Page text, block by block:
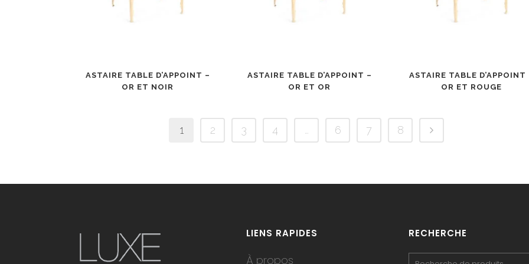
ASTAIRE TABLE D’APPOINT –
OR ET NOIR
ASTAIRE TABLE D’APPOINT –
OR ET OR
ASTAIRE TABLE D’APPOINT
OR ET ROUGE
1 2 3 4 6 7 8
LIENS RAPIDES
À propos
RECHERCHE